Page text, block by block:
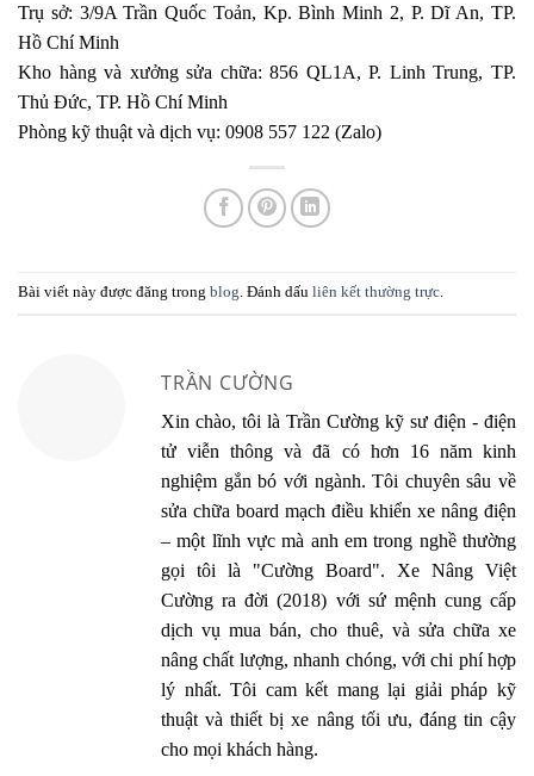
Trụ sở: 3/9A Trần Quốc Toản, Kp. Bình Minh 2, P. Dĩ An, TP.
Hồ Chí Minh
Kho hàng và xưởng sửa chữa: 856 QL1A, P. Linh Trung, TP.
Thủ Đức, TP. Hồ Chí Minh
Phòng kỹ thuật và dịch vụ: 0908 557 122 (Zalo)
Bài viết này được đăng trong blog. Đánh dấu liên kết thường trực.
TRẦN CƯỜNG
Xin chào, tôi là Trần Cường kỹ sư điện - điện
tử viễn thông và đã có hơn 16 năm kinh
nghiệm gắn bó với ngành. Tôi chuyên sâu về
sửa chữa board mạch điều khiển xe nâng điện
– một lĩnh vực mà anh em trong nghề thường
gọi tôi là "Cường Board". Xe Nâng Việt
Cường ra đời (2018) với sứ mệnh cung cấp
dịch vụ mua bán, cho thuê, và sửa chữa xe
nâng chất lượng, nhanh chóng, với chi phí hợp
lý nhất. Tôi cam kết mang lại giải pháp kỹ
thuật và thiết bị xe nâng tối ưu, đáng tin cậy
cho mọi khách hàng.